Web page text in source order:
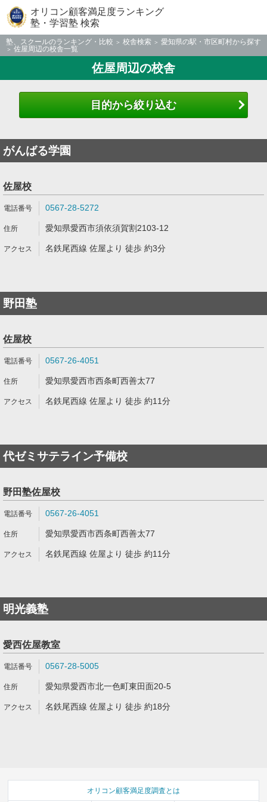
オリコン顧客満足度ランキング
塾・学習塾 検索
塾、スクールのランキング・比較 校舎検索
愛知県の駅・市区町村から探す
佐屋周辺の校舎一覧
佐屋周辺の校舎
目的から絞り込む
がんばる学園
佐屋校
0567-28-5272
愛知県愛西市須依須賀割2103-12
名鉄尾西線 佐屋より 徒歩 約3分
野田塾
佐屋校
0567-26-4051
愛知県愛西市西条町西善太77
名鉄尾西線 佐屋より 徒歩 約11分
代ゼミサテライン予備校
野田塾佐屋校
0567-26-4051
愛知県愛西市西条町西善太77
名鉄尾西線 佐屋より 徒歩 約11分
明光義塾
愛西佐屋教室
0567-28-5005
愛知県愛西市北一色町東田面20-5
名鉄尾西線 佐屋より 徒歩 約18分
オリコン顧客満足度調査とは